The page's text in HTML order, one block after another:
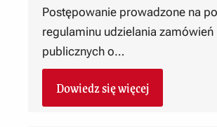
Postępowanie prowadzone na
regulaminu udzielania zamówień
publicznych o…
Dowiedz się więcej